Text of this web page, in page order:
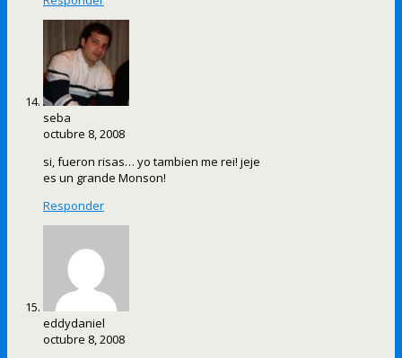
seba
octubre 8, 2008
si, fueron risas… yo tambien me rei! jeje
es un grande Monson!
Responder
eddydaniel
octubre 8, 2008